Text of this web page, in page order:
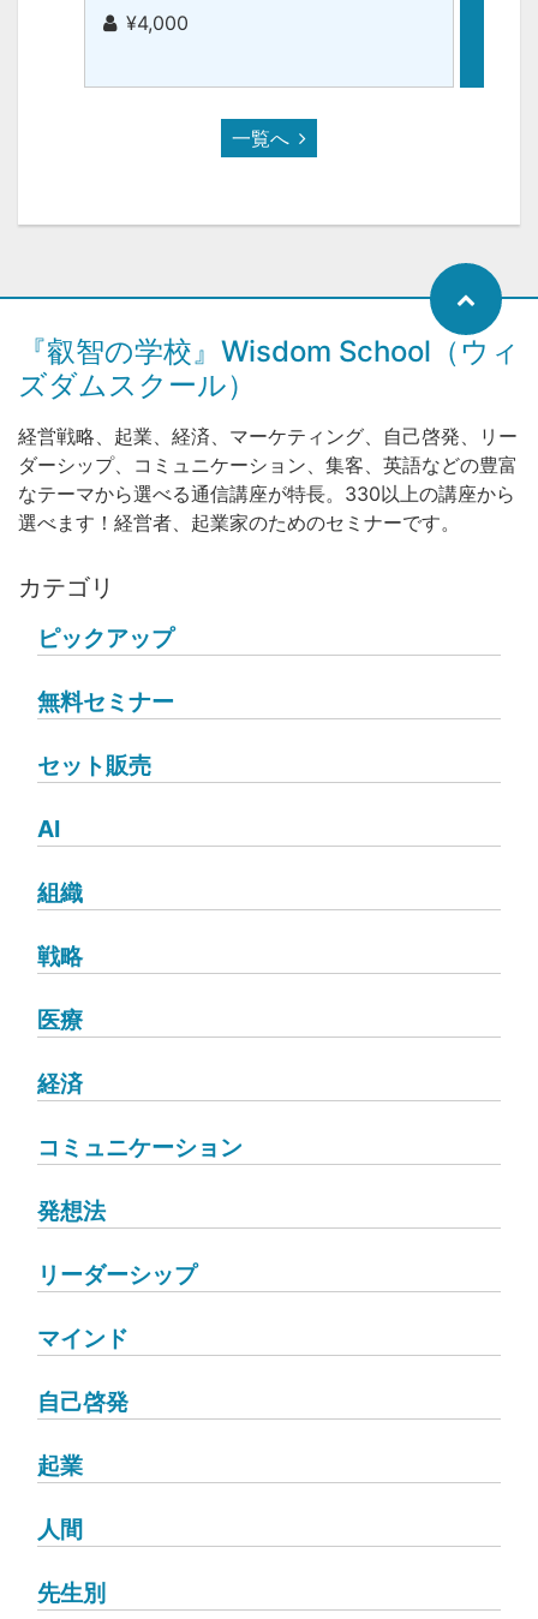
¥4,000
一覧へ
『叡智の学校』Wisdom School（ウィ
ズダムスクール）
経営戦略、起業、経済、マーケティング、自己啓発、リー
ダーシップ、コミュニケーション、集客、英語などの豊富
なテーマから選べる通信講座が特長。330以上の講座から
選べます！経営者、起業家のためのセミナーです。
カテゴリ
ピックアップ
無料セミナー
セット販売
AI
組織
戦略
医療
経済
コミュニケーション
発想法
リーダーシップ
マインド
自己啓発
起業
人間
先生別